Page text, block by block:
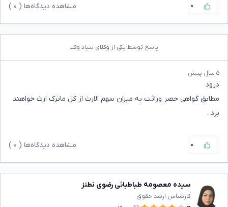
۰ مشاهده دیدگاه‌ها ( ۰
پاسخ توسط یکی از وکلای بنیاد وکلا
۵ سال پیش
درود
مطابق گواهی حصر وراثت به میزان سهم الارث از کل ماترک ارث خواهند
برد .
۰ مشاهده دیدگاه‌ها ( ۰
سیده معصومه طباطبائی رضوی نطنز
کارشناس ارشد حقوق